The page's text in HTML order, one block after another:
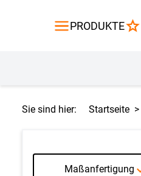
PRODUKTE
Gardinen
Sie sind hier: Startseite
Maßanfertigung